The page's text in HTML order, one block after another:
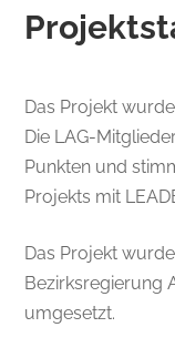
Das Projekt
Die LAG-
Punkten und
Projekts mit
Das Projekt
Bezirksregierung
umgesetzt.